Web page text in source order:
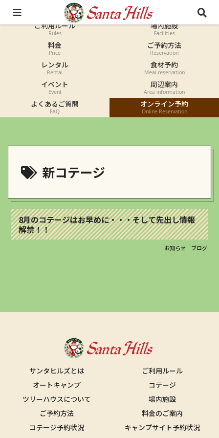
オートキャンプ
Auto-camp
ご利用ルール
Rules
場内施設
Facilities
料金
Price
ご予約方法
Reservation
レンタル
Rental
食材予約
Meal-reservation
イベント
Event
周辺案内
Area information
よくあるご質問
FAQ
オンライン予約
Online Reservation
新コテージ
8月のコテージはお早めに・・・そして先出し情報
解禁！！
お知らせ ブログ
サンタヒルズとは
ご利用ルール
オートキャンプ
コテージ
ツリーハウスについて
場内施設
ご予約方法
料金のご案内
コテージ予約状況
キャンプサイト予約状況